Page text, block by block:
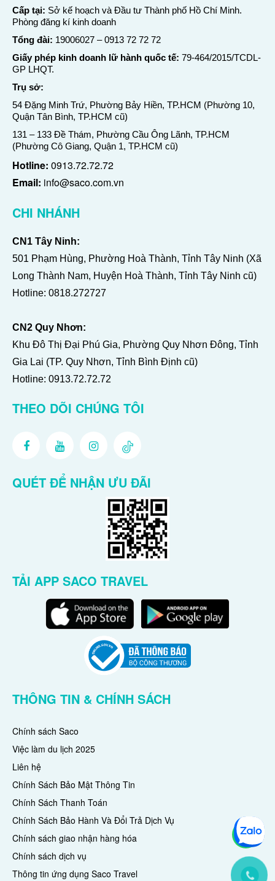
Cấp tại: Sở kế hoạch và Đầu tư Thành phố Hồ Chí Minh.
Phòng đăng kí kinh doanh
Tổng đài: 19006027 –0913 72 72 72
Giấy phép kinh doanh lữ hành quốc tế: 79-464/2015/TCDL-
GP LHQT.
Trụ sở:
54 Đặng Minh Trứ, Phường Bảy Hiền, TP.HCM (Phường 10,
Quận Tân Bình, TP.HCM cũ)
131 – 133 Đề Thám, Phường Cầu Ông Lãnh, TP.HCM
(Phường Cô Giang, Quận 1, TP.HCM cũ)
Hotline: 0913.72.72.72
Email: info@saco.com.vn
CHI NHÁNH
CN1 Tây Ninh:
501 Phạm Hùng, Phường Hoà Thành, Tỉnh Tây Ninh (Xã
Long Thành Nam, Huyện Hoà Thành, Tỉnh Tây Ninh cũ)
Hotline: 0818.272727
CN2 Quy Nhơn:
Khu Đô Thị Đại Phú Gia, Phường Quy Nhơn Đông, Tỉnh
Gia Lai (TP. Quy Nhơn, Tỉnh Bình Định cũ)
Hotline: 0913.72.72.72
THEO DÕI CHÚNG TÔI
QUÉT ĐỂ NHẬN ƯU ĐÃI
TẢI APP SACO TRAVEL
THÔNG TIN & CHÍNH SÁCH
Chính sách Saco
Việc làm du lịch 2025
Liên hệ
Chính Sách Bảo Mật Thông Tin
Chính Sách Thanh Toán
Chính Sách Bảo Hành Và Đổi Trả Dịch Vụ
Chính sách giao nhận hàng hóa
Chính sách dịch vụ
Thông tin ứng dụng Saco Travel